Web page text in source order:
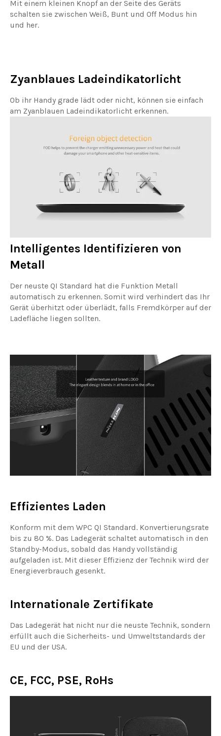
Mit einem kleinen Knopf an der Seite des Geräts
schalten sie zwischen Weiß, Bunt und Off Modus hin
und her.
Zyanblaues Ladeindikatorlicht
Ob ihr Handy grade lädt oder nicht, können sie einfach
am Zyanblauen Ladeindikatorlicht erkennen.
Intelligentes Identifizieren von
Metall
Der neuste QI Standard hat die Funktion Metall
automatisch zu erkennen. Somit wird verhindert das Ihr
Gerät überhitzt oder überlädt, falls Fremdkörper auf der
Ladefläche liegen sollten.
Effizientes Laden
Konform mit dem WPC QI Standard. Konvertierungsrate
bis zu 80 %. Das Ladegerät schaltet automatisch in den
Standby-Modus, sobald das Handy vollständig
aufgeladen ist. Mit dieser Effizienz der Technik wird der
Energieverbrauch gesenkt.
Internationale Zertifikate
Das Ladegerät hat nicht nur die neuste Technik, sondern
erfüllt auch die Sicherheits- und Umweltstandards der
EU und der USA.
CE, FCC, PSE, RoHs